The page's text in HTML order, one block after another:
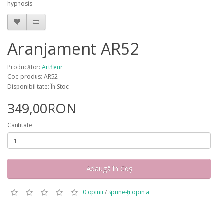
hypnosis
Aranjament AR52
Producător: Artfleur
Cod produs: AR52
Disponibilitate: În Stoc
349,00RON
Cantitate
Adaugă în Coş
0 opinii / Spune-ţi opinia